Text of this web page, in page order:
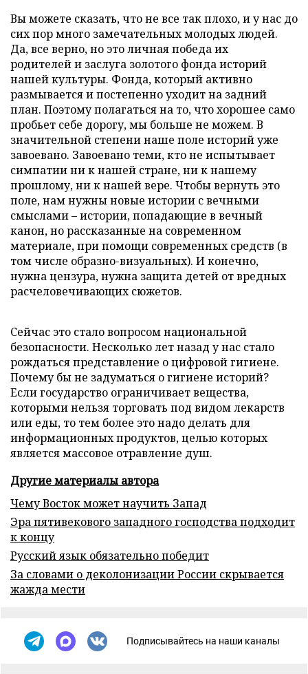
Вы можете сказать, что не все так плохо, и у нас до
сих пор много замечательных молодых людей.
Да, все верно, но это личная победа их
родителей и заслуга золотого фонда историй
нашей культуры. Фонда, который активно
размывается и постепенно уходит на задний
план. Поэтому полагаться на то, что хорошее само
пробьет себе дорогу, мы больше не можем. В
значительной степени наше поле историй уже
завоевано. Завоевано теми, кто не испытывает
симпатии ни к нашей стране, ни к нашему
прошлому, ни к нашей вере. Чтобы вернуть это
поле, нам нужны новые истории с вечными
смыслами – истории, попадающие в вечный
канон, но рассказанные на современном
материале, при помощи современных средств (в
том числе образно-визуальных). И конечно,
нужна цензура, нужна защита детей от вредных
расчеловечивающих сюжетов.
Сейчас это стало вопросом национальной
безопасности. Несколько лет назад у нас стало
рождаться представление о цифровой гигиене.
Почему бы не задуматься о гигиене историй?
Если государство ограничивает вещества,
которыми нельзя торговать под видом лекарств
или еды, то тем более это надо делать для
информационных продуктов, целью которых
является массовое отравление душ.
Другие материалы автора
Чему Восток может научить Запад
Эра пятивекового западного господства подходит
к концу
Русский язык обязательно победит
За словами о деколонизации России скрывается
жажда мести
Подписывайтесь на наши каналы